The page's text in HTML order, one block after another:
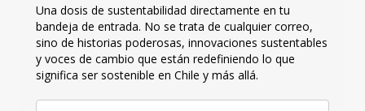
Una dosis de sustentabilidad directamente en tu
bandeja de entrada. No se trata de cualquier correo,
sino de historias poderosas, innovaciones sustentables
y voces de cambio que están redefiniendo lo que
significa ser sostenible en Chile y más allá.